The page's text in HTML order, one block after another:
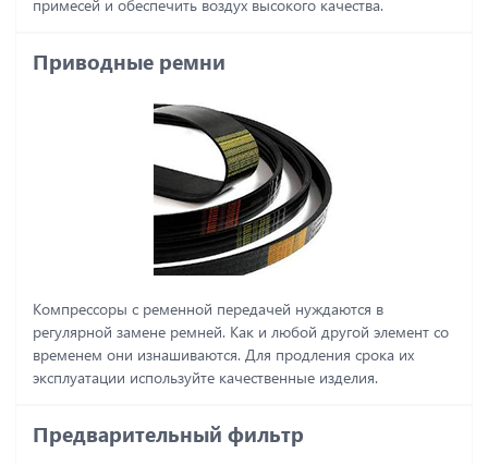
примесей и обеспечить воздух высокого качества.
Приводные ремни
Компрессоры с ременной передачей нуждаются в
регулярной замене ремней. Как и любой другой элемент со
временем они изнашиваются. Для продления срока их
эксплуатации используйте качественные изделия.
Предварительный фильтр